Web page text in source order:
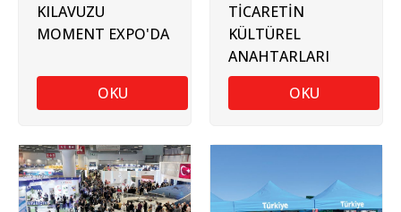
KILAVUZU
MOMENT EXPO'DA
OKU
TİCARETİN
KÜLTÜREL
ANAHTARLARI
OKU